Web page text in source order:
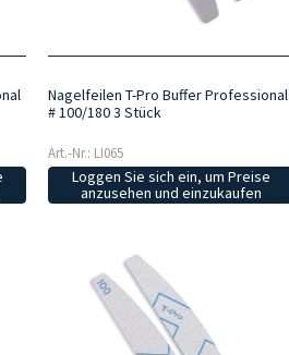
Nagelfeilen T-Pro Buffer Professional
# 100/180 3 Stück
Art.-Nr.: LI065
Loggen Sie sich ein, um Preise
anzusehen und einzukaufen